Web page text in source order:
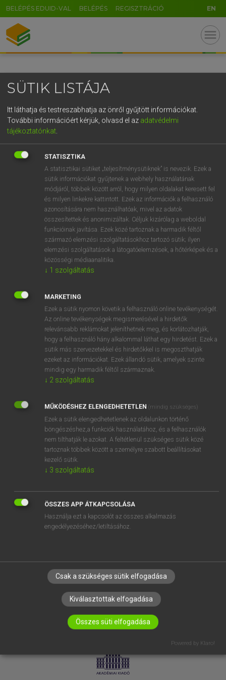
BELÉPÉS EDUID-VAL BELÉPÉS REGISZTRÁCIÓ EN
menu
OOOOPS!
SZOTAR.NET APPLIKÁCIÓ
MICROSOFT OFFICE BŐVÍTMÉNY
BEÉPÜLŐ SZÓTÁRMODUL
ONLINE NYELVVIZSGA
EGYÉNI FELHASZNÁLÓKNAK
TANULÓKNAK
OKTATÁSI INTÉZMÉNYEKNEK
VÁLLALATI MEGOLDÁSOK
RÓLUNK
ELÉRHETŐSÉG
SÜTI BEÁLLÍTÁSOK
LICENCSZERZŐDÉS ADATVÉDELEM
SÜTIK LISTÁJA
Itt láthatja és testreszabhatja az önről gyűjtött információkat.
További információért kérjük, olvasd el az adatvédelmi
tájékoztatónkat
STATISZTIKA
A statisztikai sütiket „teljesítménysütiknek” is nevezik. Ezek a
sütik információkat gyűjtenek a webhely használatának
módjáról, többek között arról, hogy milyen oldalakat keresett fel
és milyen linkekre kattintott. Ezek az információk a felhasználó
azonosítására nem használhatóak, mivel az adatok
összesítettek és anonimizáltak. Céljuk kizárólag a weboldal
funkcióinak javítása. Ezek közé tartoznak a harmadik féltől
származó elemzési szolgáltatásokhoz tartozó sütik; ilyen
elemzési szolgáltatások a látogatóelemzések, a hőtérképek és a
közösségi médiaanalitika.
↓ 1 szolgáltatás
MARKETING
Ezek a sütik nyomon követik a felhasználó online tevékenységét.
Az online tevékenységek megismerésével a hirdetők
relevánsabb reklámokat jeleníthetnek meg, és korlátozhatják,
hogy a felhasználó hány alkalommal láthat egy hirdetést. Ezek a
sütik más szervezetekkel és hirdetőkkel is megoszthatják
ezeket az információkat. Ezek állandó sütik, amelyek szinte
mindig egy harmadik féltől származnak.
↓ 2 szolgáltatás
MŰKÖDÉSHEZ ELENGEDHETETLEN (mindig szükséges)
Ezek a sütik elengedhetetlenek az oldalunkon történő
böngészéshez,a funkciók használatához, és a felhasználók
nem tilthatják le azokat. A feltétlenül szükséges sütik közé
tartoznak többek között a személyre szabott beállításokat
kezelő sütik.
↓ 3 szolgáltatás
ÖSSZES APP ÁTKAPCSOLÁSA
Használja ezt a kapcsolót az összes alkalmazás
engedélyezéséhez/letiltásához.
Csak a szükséges sütik elfogadása
Kiválasztottak elfogadása
Összes süti elfogadása
Powered by Klaro!
GR
5
g h k l
v b n m , . - AltGr